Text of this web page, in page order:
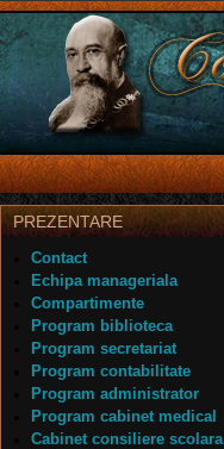
PREZENTARE
Contact
Echipa manageriala
Compartimente
Program biblioteca
Program secretariat
Program contabilitate
Program administrator
Program cabinet medical
Cabinet consiliere scolara